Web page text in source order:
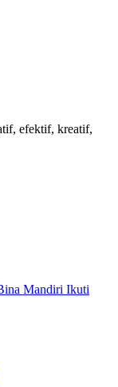
efektif, kreatif,
Mandiri Ikuti